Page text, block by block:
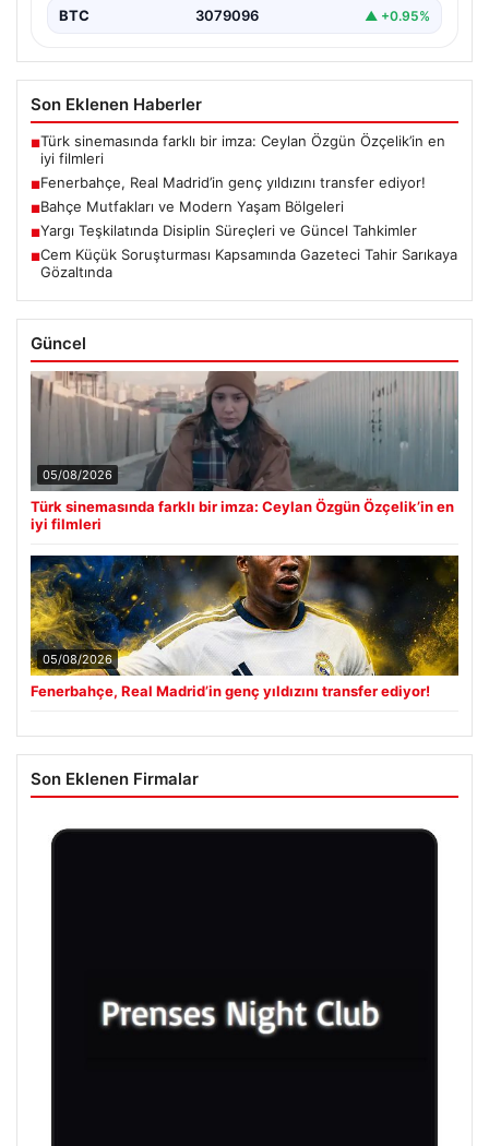
BTC 3079096 ▲ +0.95%
Son Eklenen Haberler
■Türk sinemasında farklı bir imza: Ceylan Özgün Özçelik’in en
iyi filmleri
■Fenerbahçe, Real Madrid’in genç yıldızını transfer ediyor!
■Bahçe Mutfakları ve Modern Yaşam Bölgeleri
■Yargı Teşkilatında Disiplin Süreçleri ve Güncel Tahkimler
■Cem Küçük Soruşturması Kapsamında Gazeteci Tahir Sarıkaya
Gözaltında
Güncel
05/08/2026
Türk sinemasında farklı bir imza: Ceylan Özgün Özçelik’in en
iyi filmleri
05/08/2026
Fenerbahçe, Real Madrid’in genç yıldızını transfer ediyor!
Son Eklenen Firmalar